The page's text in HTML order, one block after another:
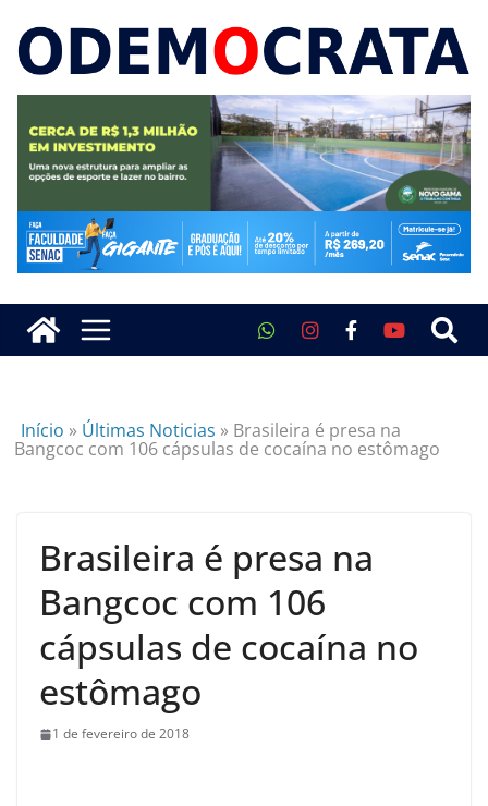
Início » Últimas Noticias » Brasileira é presa na
Bangcoc com 106 cápsulas de cocaína no estômago
Brasileira é presa na
Bangcoc com 106
cápsulas de cocaína no
estômago
1 de fevereiro de 2018